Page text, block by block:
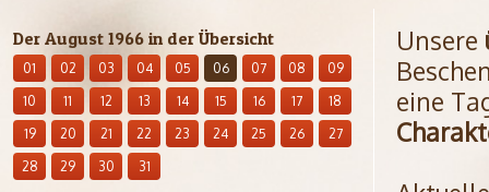
Der August 1966 in der Übersicht
01 02 03 04 05 06 07 08
09
10
11 12 13 14 15 16 17
18
19
20 21 22 23 24 25 26
27
28
29 30 31
Unsere
eine